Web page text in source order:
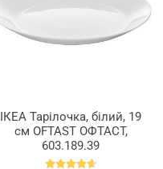
ІКЕА Тарілочка, білий, 19
см OFTAST ОФТАСТ,
603.189.39